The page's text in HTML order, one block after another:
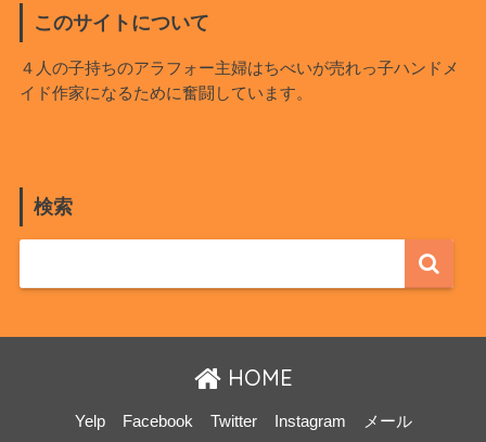
このサイトについて
４人の子持ちのアラフォー主婦はちべいが売れっ子ハンドメ
イド作家になるために奮闘しています。
検索
HOME
Yelp Facebook Twitter Instagram メール